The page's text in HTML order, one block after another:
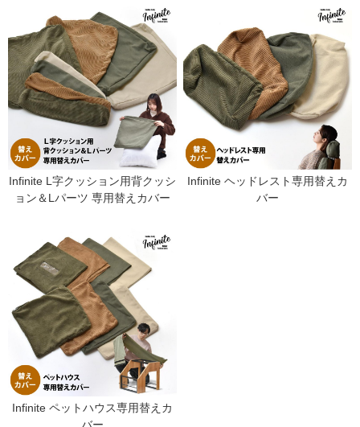
Infinite L字クッション用背クッシ
ョン＆Lパーツ 専用替えカバー
Infinite ヘッドレスト専用替えカ
バー
Infinite ペットハウス専用替えカ